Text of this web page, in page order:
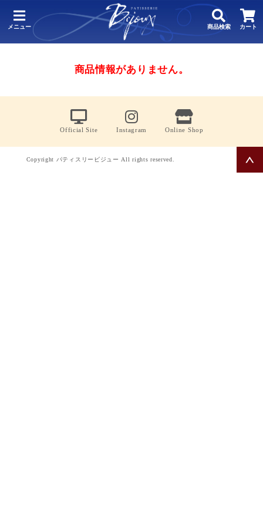
メニュー 商品検索 カート
商品情報がありません。
Official Site Instagram Online Shop
Copyright パティスリービジュー All rights reserved.